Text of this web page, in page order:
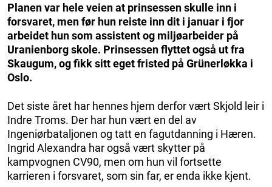
Planen var hele veien at prinsessen skulle inn i
forsvaret, men før hun reiste inn dit i januar i fjor
arbeidet hun som assistent og miljøarbeider på
Uranienborg skole. Prinsessen flyttet også ut fra
Skaugum, og fikk sitt eget fristed på Grünerløkka i
Oslo.
Det siste året har hennes hjem derfor vært Skjold leir i
Indre Troms. Der har hun vært en del av
Ingeniørbataljonen og tatt en fagutdanning i Hæren.
Ingrid Alexandra har også vært skytter på
kampvognen CV90, men om hun vil fortsette
karrieren i forsvaret, som sin far, er enda ikke kjent.